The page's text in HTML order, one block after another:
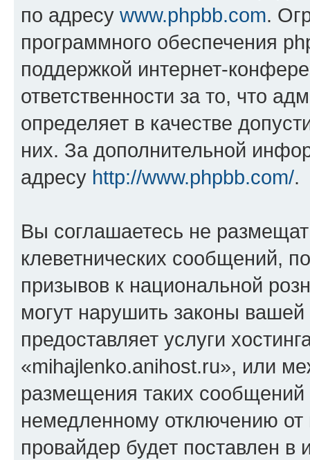
по адресу www.phpbb.com.
программного обеспечения
поддержкой интернет-
ответственности за то, что
определяет в качестве
них. За дополнительной
адресу http://www.phpbb.com/.
Вы соглашаетесь не
клеветнических сообщений,
призывов к национальной
могут нарушить законы
предоставляет услуги
«mihajlenko.anihost.ru», или
размещения таких
немедленному отключению
провайдер будет поставлен в